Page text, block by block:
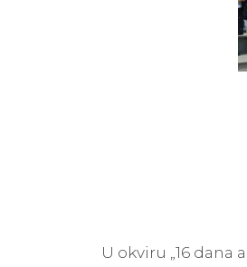
U okviru „16